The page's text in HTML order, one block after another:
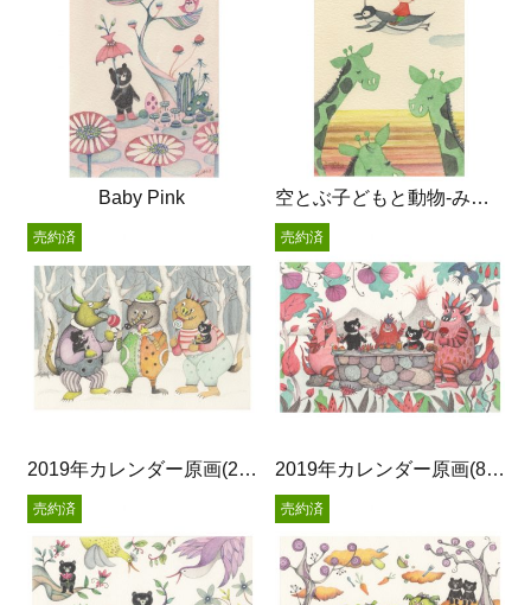
Baby Pink 空とぶ子どもと動物-みどりのキリン
2019年カレンダー原画(2月)
売約済
2019年カレンダー原画(8月)
売約済
売約済 売約済